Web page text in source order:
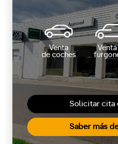
Solicitar cita
Saber más
Venta
de coches